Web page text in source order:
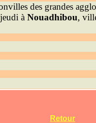
des grandes
à Nouadhibou,
Retour